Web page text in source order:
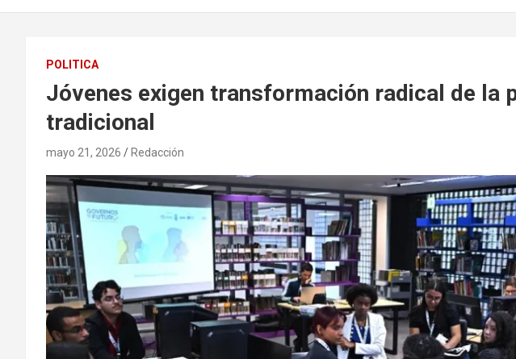
POLITICA
Jóvenes exigen transformación radical de la
tradicional
mayo 21, 2026 Redacción